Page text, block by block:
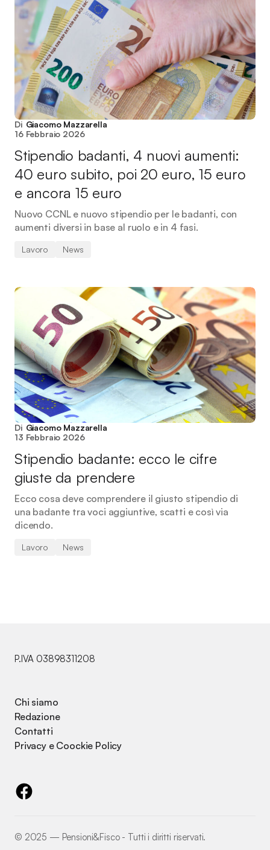
Di Giacomo Mazzarella
16 Febbraio 2026
Stipendio badanti, 4 nuovi aumenti:
40 euro subito, poi 20 euro, 15 euro
e ancora 15 euro
Nuovo CCNL e nuovo stipendio per le badanti, con
aumenti diversi in base al ruolo e in 4 fasi.
Lavoro News
Di Giacomo Mazzarella
13 Febbraio 2026
Stipendio badante: ecco le cifre
giuste da prendere
Ecco cosa deve comprendere il giusto stipendio di
una badante tra voci aggiuntive, scatti e così via
dicendo.
Lavoro News
P.IVA 03898311208
Chi siamo
Redazione
Contatti
Privacy e Coockie Policy
©️ 2025 — Pensioni&Fisco - Tutti i diritti riservati.